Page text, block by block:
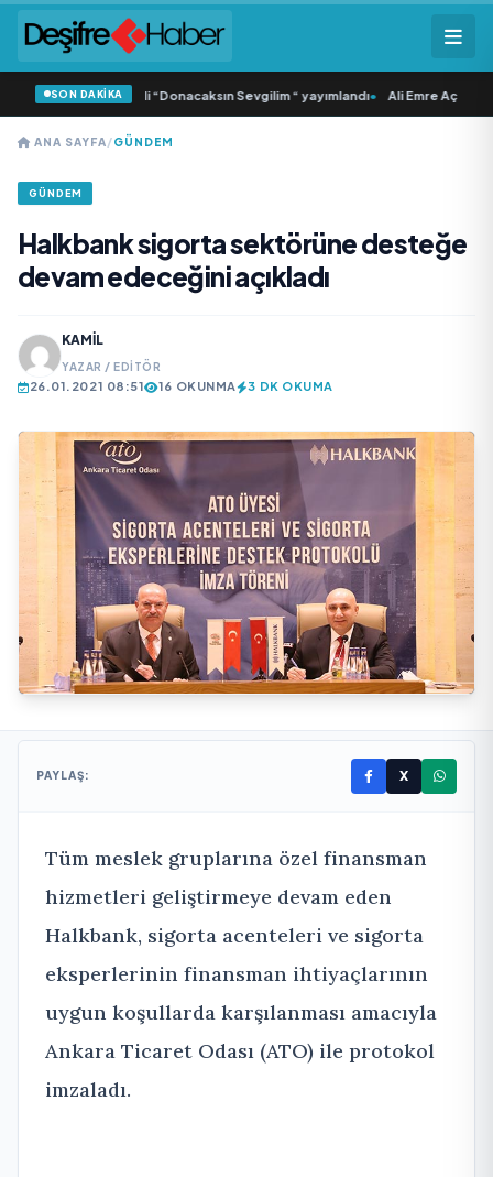
SON DAKİKA
‘dan İkinci Tekli “Donacaksın Sevgilim “ yayımlandı• Ali Emre Açıkgöz
ANA SAYFA/GÜNDEM
GÜNDEM
Halkbank sigorta sektörüne desteğe
devam edeceğini açıkladı
KAMIL
YAZAR / EDITÖR
26.01.2021 08:51 16 OKUNMA 3 DK OKUMA
PAYLAŞ: X
Tüm meslek gruplarına özel finansman
hizmetleri geliştirmeye devam eden
Halkbank, sigorta acenteleri ve sigorta
eksperlerinin finansman ihtiyaçlarının
uygun koşullarda karşılanması amacıyla
Ankara Ticaret Odası (ATO) ile protokol
imzaladı.